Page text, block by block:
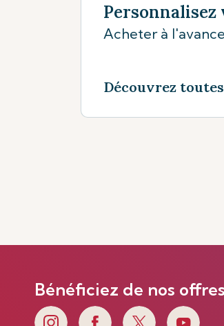
Personnalisez
Acheter à
Découvrez
Bénéficiez de nos